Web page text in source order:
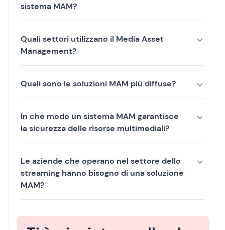
sistema MAM?
Quali settori utilizzano il Media Asset
Management?
Quali sono le soluzioni MAM più diffuse?
In che modo un sistema MAM garantisce
la sicurezza delle risorse multimediali?
Le aziende che operano nel settore dello
streaming hanno bisogno di una soluzione
MAM?